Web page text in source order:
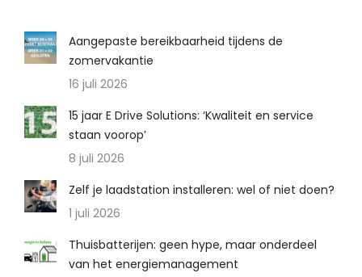
Aangepaste bereikbaarheid tijdens de
zomervakantie
16 juli 2026
15 jaar E Drive Solutions: ‘Kwaliteit en service
staan voorop’
8 juli 2026
Zelf je laadstation installeren: wel of niet doen?
1 juli 2026
Thuisbatterijen: geen hype, maar onderdeel
van het energiemanagement